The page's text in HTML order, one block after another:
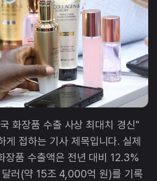
화장품 수출 사상 최대치 경신"
게 접하는 기사 제목입니다. 실제
품 수출액은 전년 대비 12.3%
러(약 15조 4,000억 원)를 기록